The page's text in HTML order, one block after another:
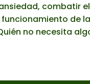
combatir
de
no necesita